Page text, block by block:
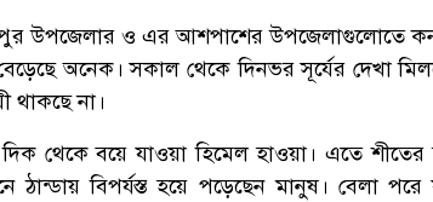
উপজেলার ও এর আশপাশের উপজেলাগুলোতে
অনেক। সকাল থেকে দিনভর সূর্যের দেখা
থাকছে না।
থেকে বয়ে যাওয়া হিমেল হাওয়া। এতে
ঠান্ডায় বিপর্যস্ত হয়ে পড়েছেন মানুষ। বেলা পরে